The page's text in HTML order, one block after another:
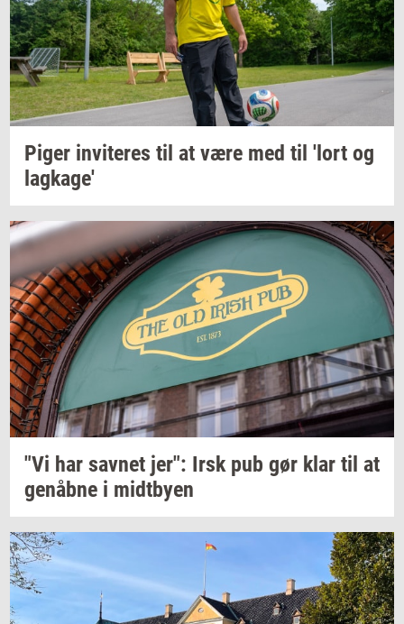
Piger in­vi­te­res til at være med til 'lort og
lag­ka­ge'
"Vi har sav­net jer": Irsk pub gør klar til at
genåb­ne i midt­by­en